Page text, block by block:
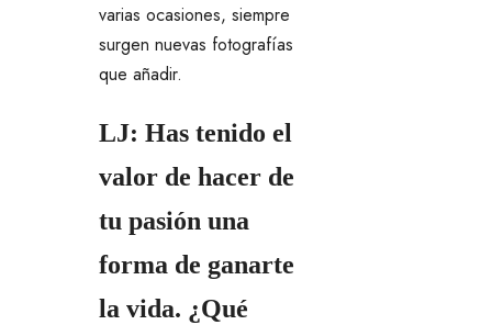
varias ocasiones, siempre
surgen nuevas fotografías
que añadir.
LJ: Has tenido el
valor de hacer de
tu pasión una
forma de ganarte
la vida. ¿Qué